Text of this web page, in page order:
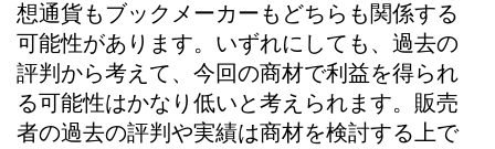
想通貨もブックメーカーもどちらも関係する
可能性があります。いずれにしても、過去の
評判から考えて、今回の商材で利益を得られ
る可能性はかなり低いと考えられます。販売
者の過去の評判や実績は商材を検討する上で